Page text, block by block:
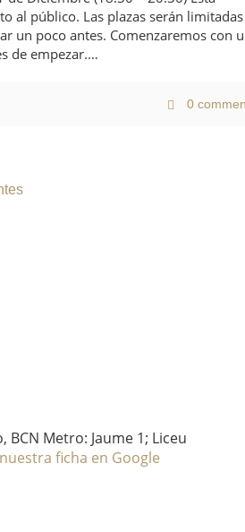
al público. Las plazas serán
un poco antes. Comenzaremos con
de empezar.…
0
Metro: Jaume 1; Liceu
ficha en Google